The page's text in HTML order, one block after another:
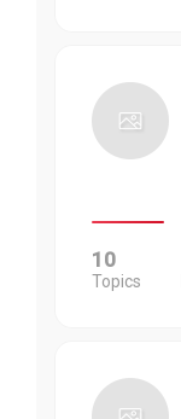
10
Topics